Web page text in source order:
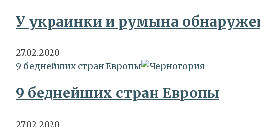
У украинки и румына
27.02.2020
9 беднейших стран Европы
9 беднейших стран Европы
27.02.2020